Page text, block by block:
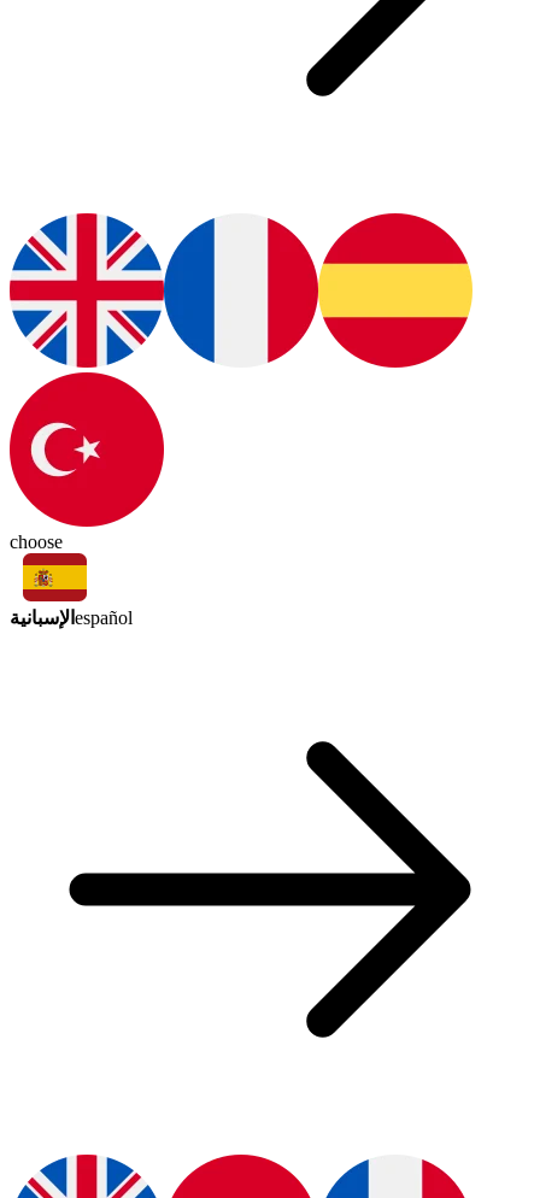
choose
الإسبانية español